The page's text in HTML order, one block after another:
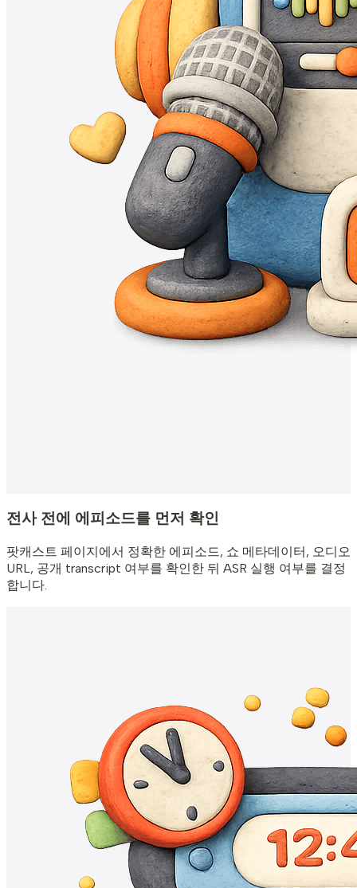
전사 전에 에피소드를 먼저 확인
팟캐스트 페이지에서 정확한 에피소드, 쇼 메타데이터, 오디오
URL, 공개 transcript 여부를 확인한 뒤 ASR 실행 여부를 결정
합니다.